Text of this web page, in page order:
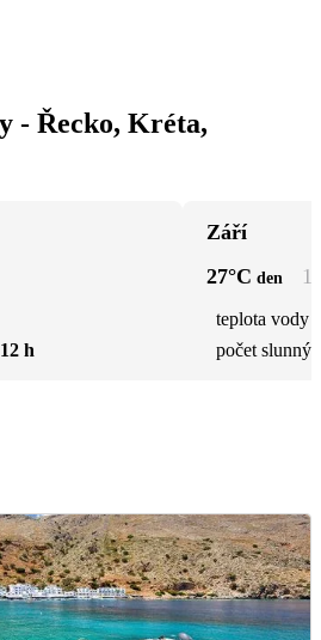
- Řecko, Kréta,
12 h
Září
27°C den
teplota vody
počet